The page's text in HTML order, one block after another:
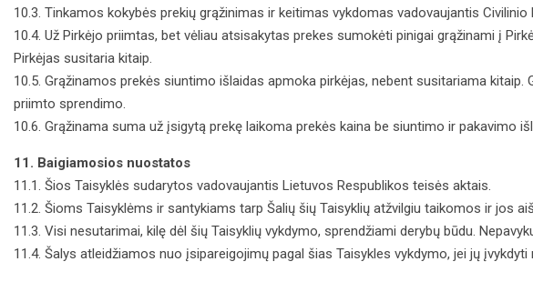
10.3. Tinkamos kokybės prekių grąžinimas ir keitimas vykdomas vadovaujantis
10.4. Už Pirkėjo priimtas, bet vėliau atsisakytas prekes sumokėti pinigai grąžinami į
Pirkėjas susitaria kitaip.
10.5. Grąžinamos prekės siuntimo išlaidas apmoka pirkėjas, nebent susitariama
priimto sprendimo.
10.6. Grąžinama suma už įsigytą prekę laikoma prekės kaina be siuntimo ir pakavimo
11. Baigiamosios nuostatos
11.1. Šios Taisyklės sudarytos vadovaujantis Lietuvos Respublikos teisės aktais.
11.2. Šioms Taisyklėms ir santykiams tarp Šalių šių Taisyklių atžvilgiu taikomos ir jos
11.3. Visi nesutarimai, kilę dėl šių Taisyklių vykdymo, sprendžiami derybų būdu.
11.4. Šalys atleidžiamos nuo įsipareigojimų pagal šias Taisykles vykdymo, jei jų